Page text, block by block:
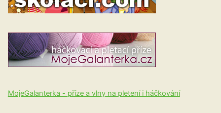
MojeGalanterka - příze a vlny na pletení i háčkování